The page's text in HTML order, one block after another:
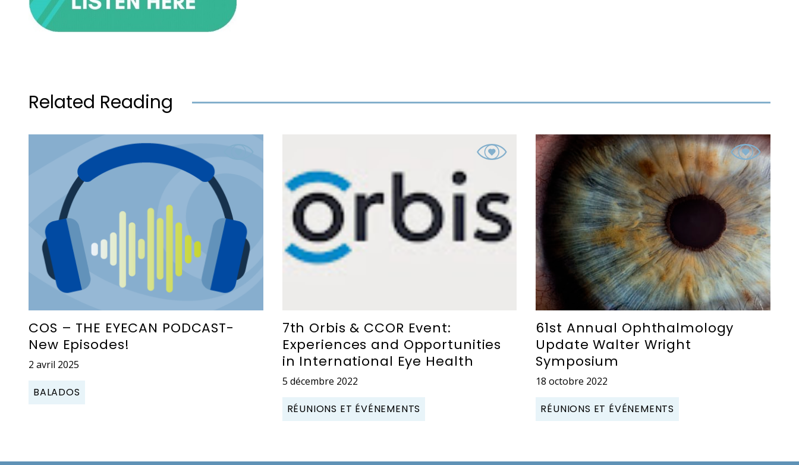
Related Reading
COS – THE EYECAN PODCAST-
New Episodes!
2 avril 2025
BALADOS
7th Orbis & CCOR Event:
Experiences and Opportunities
in International Eye Health
5 décembre 2022
RÉUNIONS ET ÉVÉNEMENTS
61st Annual Ophthalmology
Update Walter Wright
Symposium
18 octobre 2022
RÉUNIONS ET ÉVÉNEMENTS